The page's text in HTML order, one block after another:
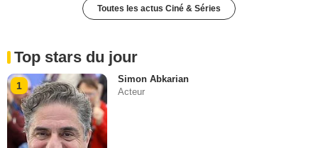
Toutes les actus Ciné & Séries
Top stars du jour
1
Simon Abkarian
Acteur